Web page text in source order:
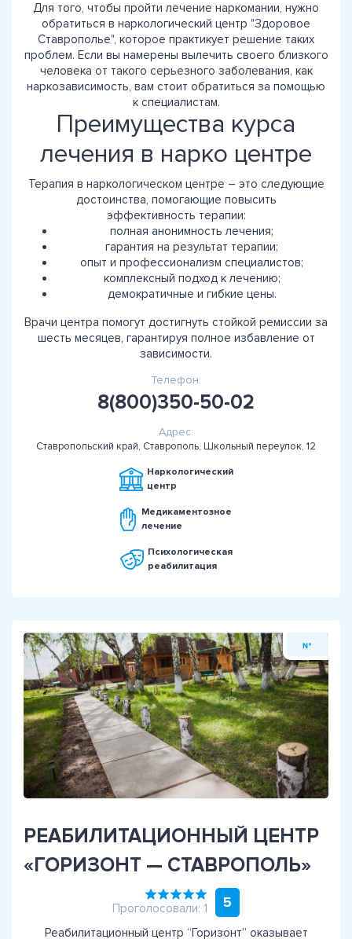
Для того, чтобы пройти лечение наркомании, нужно
обратиться в наркологический центр "Здоровое
Ставрополье", которое практикует решение таких
проблем. Если вы намерены вылечить своего близкого
человека от такого серьезного заболевания, как
наркозависимость, вам стоит обратиться за помощью
к специалистам.
Преимущества курса
лечения в нарко центре
Терапия в наркологическом центре – это следующие
достоинства, помогающие повысить
эффективность терапии:
полная анонимность лечения;
гарантия на результат терапии;
опыт и профессионализм специалистов;
комплексный подход к лечению;
демократичные и гибкие цены.
Врачи центра помогут достигнуть стойкой ремиссии за
шесть месяцев, гарантируя полное избавление от
зависимости.
Телефон:
8(800)350-50-02
Адрес:
Ставропольский край, Ставрополь, Школьный переулок, 12
Наркологический
центр
Медикаментозное
лечение
Психологическая
реабилитация
№
РЕАБИЛИТАЦИОННЫЙ ЦЕНТР
«ГОРИЗОНТ — СТАВРОПОЛЬ»
Проголосовали: 1 5
Реабилитационный центр “Горизонт” оказывает